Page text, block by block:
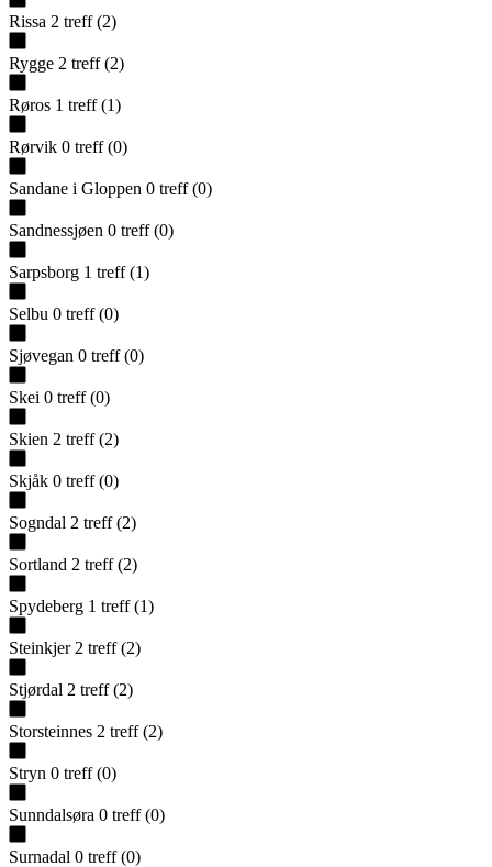
Rissa 2 treff (2)
Rygge 2 treff (2)
Røros 1 treff (1)
Rørvik 0 treff (0)
Sandane i Gloppen 0 treff (0)
Sandnessjøen 0 treff (0)
Sarpsborg 1 treff (1)
Selbu 0 treff (0)
Sjøvegan 0 treff (0)
Skei 0 treff (0)
Skien 2 treff (2)
Skjåk 0 treff (0)
Sogndal 2 treff (2)
Sortland 2 treff (2)
Spydeberg 1 treff (1)
Steinkjer 2 treff (2)
Stjørdal 2 treff (2)
Storsteinnes 2 treff (2)
Stryn 0 treff (0)
Sunndalsøra 0 treff (0)
Surnadal 0 treff (0)